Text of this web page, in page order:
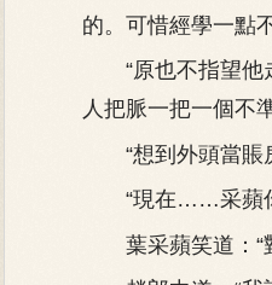
的。可惜經學一點
“原也不指望他
人把脈一把一個不
“想到外頭當賬房
“現在……采蘋你
葉采蘋笑道：“